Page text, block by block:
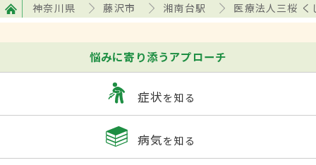
神奈川県 藤沢市 湘南台駅 医療法人三桜
悩みに寄り添うアプローチ
症状を知る
病気を知る